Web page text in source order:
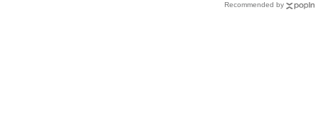
Recommended by